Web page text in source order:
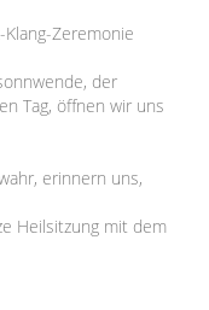
Zeremonie
der
Tag, öffnen wir uns
erinnern uns,
Heilsitzung mit dem